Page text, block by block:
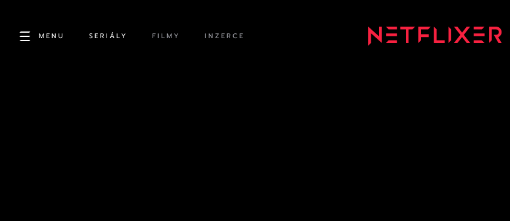
MENU SERIÁLY FILMY INZERCE